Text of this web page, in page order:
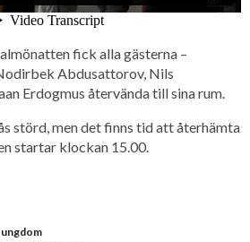
fick alla gästerna –
Abdusattorov, Nils
Erdogmus återvända till sina rum.
störd, men det finns tid att återhämta
startar klockan 15.00.